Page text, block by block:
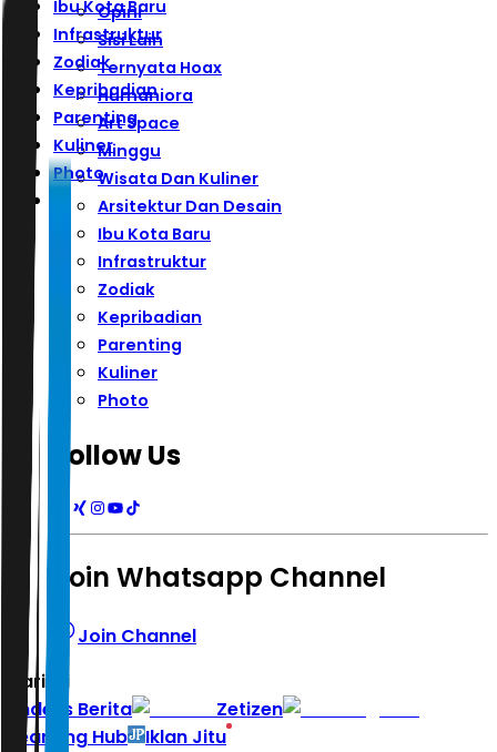
Ibu Kota Baru
Infrastruktur
Zodiak
Kepribadian
Parenting
Kuliner
Photo
Opini
Sisi Lain
Ternyata Hoax
Humaniora
Art Space
Minggu
Wisata Dan Kuliner
Arsitektur Dan Desain
Ibu Kota Baru
Infrastruktur
Zodiak
Kepribadian
Parenting
Kuliner
Photo
Follow Us
Join Whatsapp Channel
Join Channel
Hari ini
Indeks Berita
Zetizen
Learning Hub
Iklan Jitu